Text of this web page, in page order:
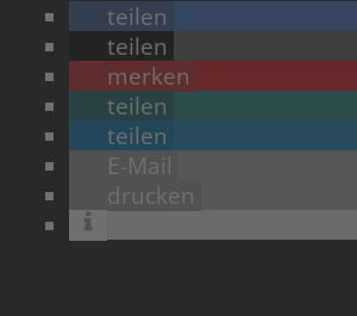
teilen
teilen
merken
teilen
teilen
E-Mail
drucken